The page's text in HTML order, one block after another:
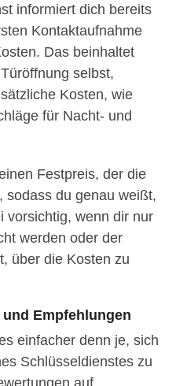
informiert dich bereits
Kontaktaufnahme
Das beinhaltet
selbst,
Kosten, wie
für Nacht- und
Festpreis, der die
sodass du genau weißt,
vorsichtig, wenn dir nur
werden oder der
über die Kosten zu
Empfehlungen
einfacher denn je, sich
Schlüsseldienstes zu
auf